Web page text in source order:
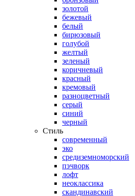
золотой
бежевый
белый
бирюзовый
голубой
желтый
зеленый
коричневый
красный
кремовый
разноцветный
серый
синий
черный
Стиль
современный
эко
средиземноморский
пэчворк
лофт
неоклассика
скандинавский